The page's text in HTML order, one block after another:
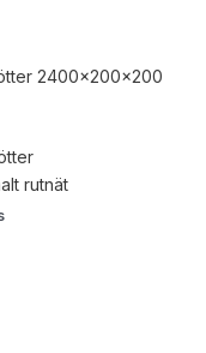
rutnät